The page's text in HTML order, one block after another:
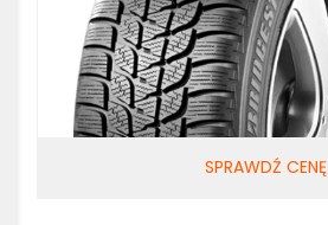
SPRAWDŹ CENĘ